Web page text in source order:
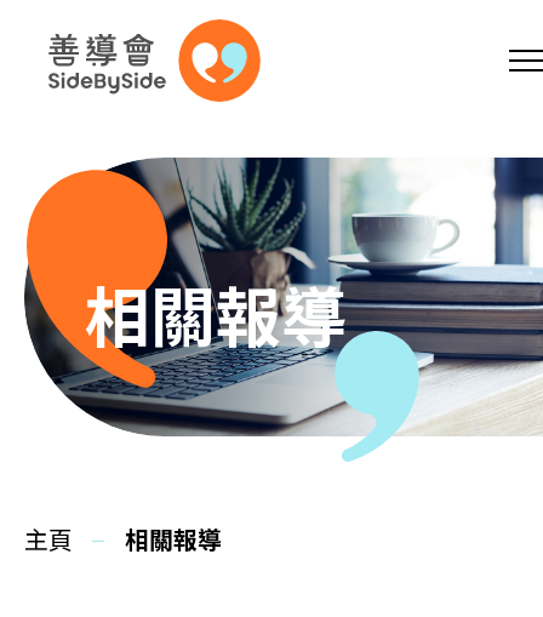
跳到內容（按回車鍵）
A A A EN
主頁
同你講故事
相關報導
主頁 相關報導